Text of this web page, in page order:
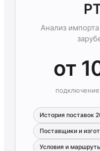
Анализ
от
История поставок
Поставщики и
Условия и